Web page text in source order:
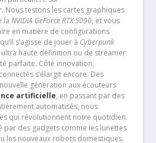
. Nous testons les cartes graphiques
la NVIDIA GeForce RTX 5090, et vous
en matière de configurations
s’agisse de jouer à Cyberpunk
haute définition ou de streamer
parfaite. Côté innovation,
s’élargit encore. Des
génération aux écouteurs
artificielle, en passant par des
automatisés, nous
qui révolutionnent notre quotidien.
par des gadgets comme les lunettes
les nouveaux robots domestiques,